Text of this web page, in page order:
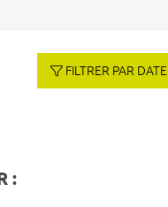
FILTRER PAR DATE
: